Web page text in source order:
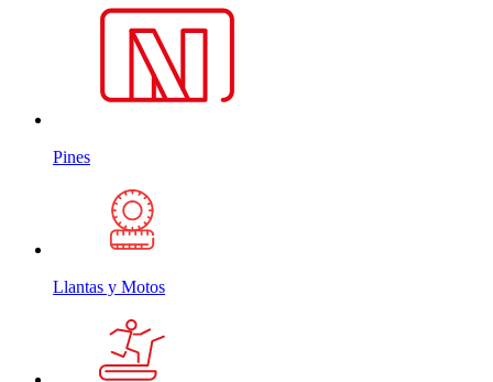
Pines
Llantas y Motos